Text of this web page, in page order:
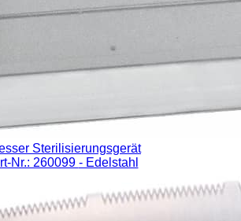
Sterilisierungsgerät
Nr.: 260099 - Edelstahl